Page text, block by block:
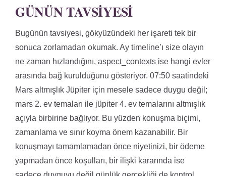
GÜNÜN TAVSIYESI
Bugünün tavsiyesi, gökyüzündeki her işareti tek bir
sonuca zorlamadan okumak. Ay timeline’ı size olayın
ne zaman hızlandığını, aspect_contexts ise hangi evler
arasında bağ kurulduğunu gösteriyor. 07:50 saatindeki
Mars altmışlık Jüpiter için mesele sadece duygu değil;
mars 2. ev temaları ile jüpiter 4. ev temalarını altmışlık
açıyla birbirine bağlıyor. Bu yüzden konuşma biçimi,
zamanlama ve sınır koyma önem kazanabilir. Bir
konuşmayı tamamlamadan önce niyetinizi, bir ödeme
yapmadan önce koşulları, bir ilişki kararında ise